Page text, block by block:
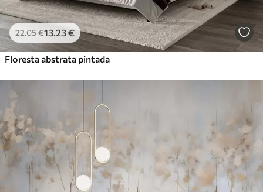
22.05€13 .23€
Floresta abstrata pintada